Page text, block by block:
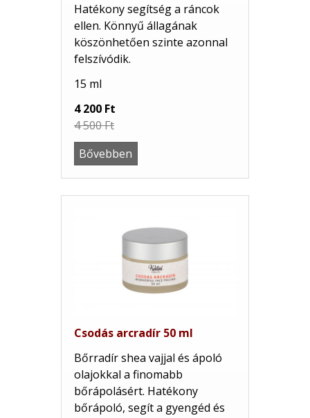
Hatékony segítség a ráncok
ellen. Könnyű állagának
köszönhetően szinte azonnal
felszívódik.
15 ml
4 200 Ft
4 500 Ft
Bővebben
Csodás arcradír 50 ml
Bőrradír shea vajjal és ápoló
olajokkal a finomabb
bőrápolásért. Hatékony
bőrápoló, segít a gyengéd és